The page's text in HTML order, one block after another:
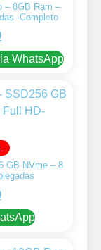
– 8GB Ram –
-Completo
WhatsApp
GB NVme – 8